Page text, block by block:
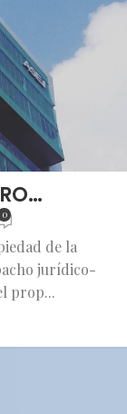
0
de la
jurídico-
prop...